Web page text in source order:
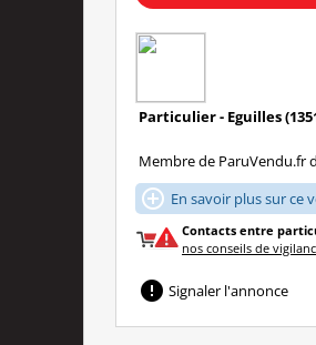
Particulier - Eguilles
Membre de ParuVendu.fr
 En savoir plus sur ce
Contacts entre
nos conseils de
 Signaler l'annonce